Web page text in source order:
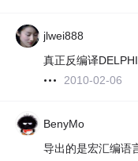
jlwei888
真正反编译
2010-02-06
BenyMo
导出的是宏汇编语